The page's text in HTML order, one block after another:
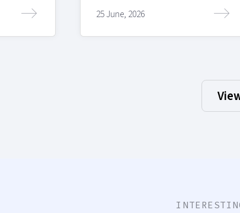
25 June, 2026